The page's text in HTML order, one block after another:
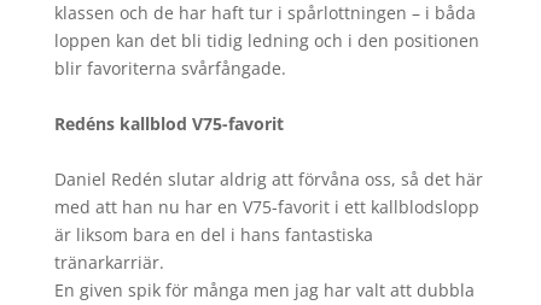
klassen och de har haft tur i spårlottningen – i båda
loppen kan det bli tidig ledning och i den positionen
blir favoriterna svårfångade.
Redéns kallblod V75-favorit
Daniel Redén slutar aldrig att förvåna oss, så det här
med att han nu har en V75-favorit i ett kallblodslopp
är liksom bara en del i hans fantastiska
tränarkarriär.
En given spik för många men jag har valt att dubbla